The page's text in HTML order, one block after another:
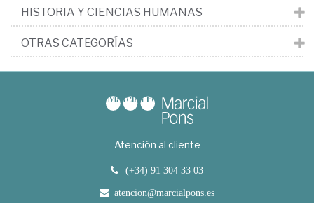
HISTORIA Y CIENCIAS HUMANAS
OTRAS CATEGORÍAS
Atención al cliente
(+34) 91 304 33 03
atencion@marcialpons.es